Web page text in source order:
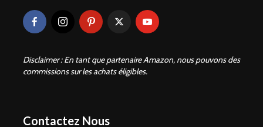
Disclaimer : En tant que partenaire Amazon, nous pouvons des
commissions sur les achats éligibles.
Contactez Nous